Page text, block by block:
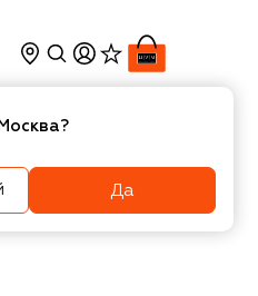
Аксесcуары
Москва?
Да